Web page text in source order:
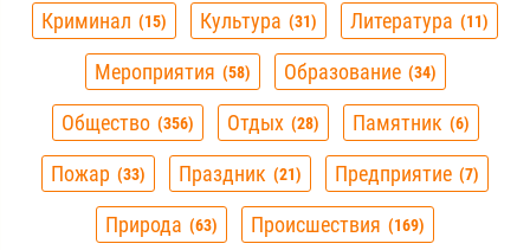
Криминал 15 Культура 31 Литература 11
Мероприятия 58 Образование 34
Общество 356 Отдых 28 Памятник 6
Пожар 33 Праздник 21 Предприятие 7
Природа 63 Происшествия 169